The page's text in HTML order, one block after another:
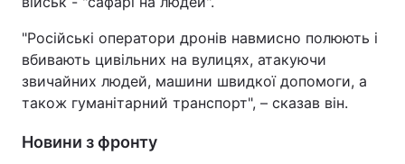
"Російські оператори дронів навмисно полюють і
вбивають цивільних на вулицях, атакуючи
звичайних людей, машини швидкої допомоги, а
також гуманітарний транспорт", – сказав він.
Новини з фронту